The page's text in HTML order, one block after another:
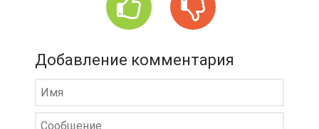
Добавление комментария